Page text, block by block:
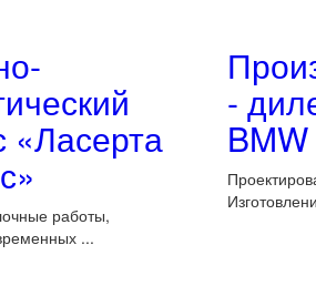
«Ласерта
работы,
...
-
BMW